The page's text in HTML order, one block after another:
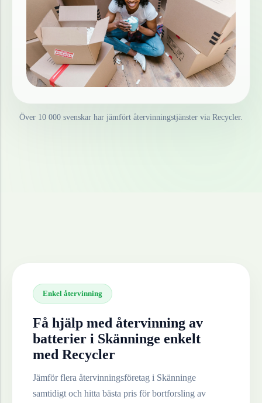
Över 10 000 svenskar har jämfört återvinningstjänster via Recycler.
Enkel återvinning
Få hjälp med återvinning av
batterier i Skänninge enkelt
med Recycler
Jämför flera återvinningsföretag i Skänninge
samtidigt och hitta bästa pris för bortforsling av